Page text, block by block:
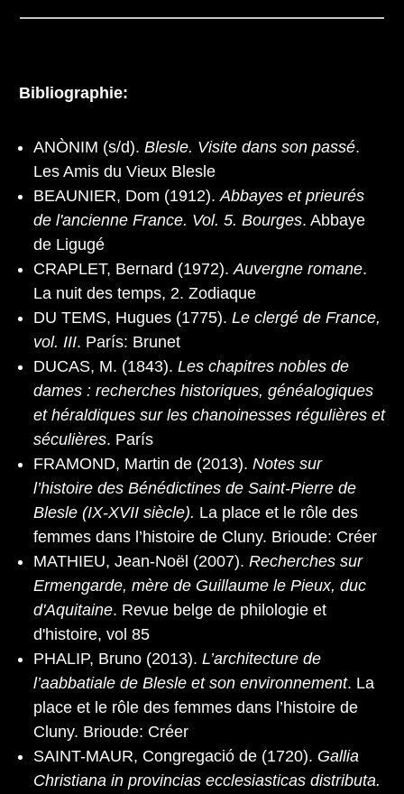
Bibliographie:
ANÒNIM (s/d). Blesle. Visite dans son passé.
Les Amis du Vieux Blesle
BEAUNIER, Dom (1912). Abbayes et prieurés
de l'ancienne France. Vol. 5. Bourges. Abbaye
de Ligugé
CRAPLET, Bernard (1972). Auvergne romane.
La nuit des temps, 2. Zodiaque
DU TEMS, Hugues (1775). Le clergé de France,
vol. III. París: Brunet
DUCAS, M. (1843). Les chapitres nobles de
dames : recherches historiques, généalogiques
et héraldiques sur les chanoinesses régulières et
séculières. París
FRAMOND, Martin de (2013). Notes sur
l’histoire des Bénédictines de Saint-Pierre de
Blesle (IX-XVII siècle). La place et le rôle des
femmes dans l’histoire de Cluny. Brioude: Créer
MATHIEU, Jean-Noël (2007). Recherches sur
Ermengarde, mère de Guillaume le Pieux, duc
d'Aquitaine. Revue belge de philologie et
d'histoire, vol 85
PHALIP, Bruno (2013). L’architecture de
l’aabbatiale de Blesle et son environnement. La
place et le rôle des femmes dans l’histoire de
Cluny. Brioude: Créer
SAINT-MAUR, Congregació de (1720). Gallia
Christiana in provincias ecclesiasticas distributa.